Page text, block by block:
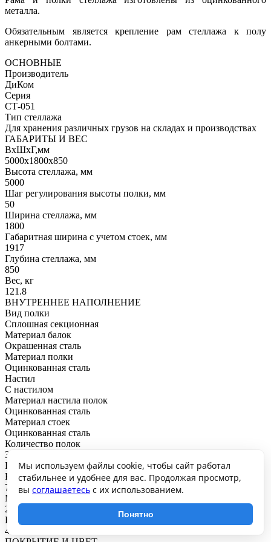
металла.
Обязательным является крепление рам стеллажа к полу
анкерными болтами.
ОСНОВНЫЕ
Производитель
ДиКом
Серия
СТ-051
Тип стеллажа
Для хранения различных грузов на складах и производствах
ГАБАРИТЫ И ВЕС
ВхШхГ,мм
5000х1800х850
Высота стеллажа, мм
5000
Шаг регулирования высоты полки, мм
50
Ширина стеллажа, мм
1800
Габаритная ширина с учетом стоек, мм
1917
Глубина стеллажа, мм
850
Вес, кг
121.8
ВНУТРЕННЕЕ НАПОЛНЕНИЕ
Вид полки
Сплошная секционная
Материал балок
Окрашенная сталь
Материал полки
Оцинкованная сталь
Настил
С настилом
Материал настила полок
Оцинкованная сталь
Материал стоек
Оцинкованная сталь
Количество полок
3
ГРУЗОПОДЪЕМНОСТЬ
Нагрузка на полку, кг
750
Максимальная общая нагрузка, кг
2250
Нагрузка на секцию, кг
4500
Мы используем файлы cookie, чтобы сайт работал
стабильнее и удобнее для вас. Продолжая просмотр,
вы соглашаетесь с их использованием.
Понятно